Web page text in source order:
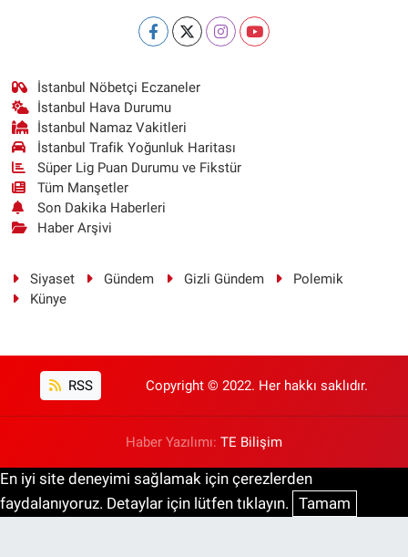
İstanbul Nöbetçi Eczaneler
İstanbul Hava Durumu
İstanbul Namaz Vakitleri
İstanbul Trafik Yoğunluk Haritası
Süper Lig Puan Durumu ve Fikstür
Tüm Manşetler
Son Dakika Haberleri
Haber Arşivi
Siyaset Gündem Gizli Gündem
Polemik
Künye
RSS Copyright © 2022. Her hakkı saklıdır.
Haber Yazılımı: TE Bilişim
En iyi site deneyimi sağlamak için çerezlerden
faydalanıyoruz. Detaylar için lütfen tıklayın. Tamam